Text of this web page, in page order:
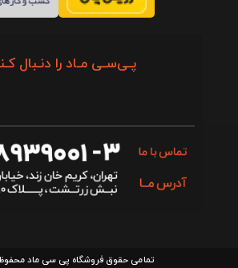
پـی‌سـی مـاد را دنـبال
تمامی حقوق فروشگاه پی سی ماد